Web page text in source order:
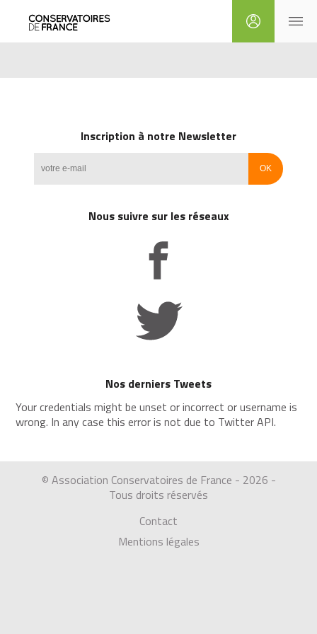
Inscription à notre Newsletter
Nous suivre sur les réseaux
Nos derniers Tweets
Your credentials might be unset or incorrect or username is
wrong. In any case this error is not due to Twitter API.
© Association Conservatoires de France - 2026 -
Tous droits réservés
Contact
Mentions légales